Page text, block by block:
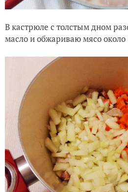
В кастрюле с толстым дном
масло и обжариваю мясо около